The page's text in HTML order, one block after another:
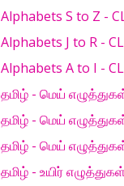
Alphabets S to Z -
Alphabets J to R -
Alphabets A to I -
தமிழ் - மெய்
தமிழ் - மெய்
தமிழ் - மெய்
தமிழ் - உயிர் எழுத்துகள்